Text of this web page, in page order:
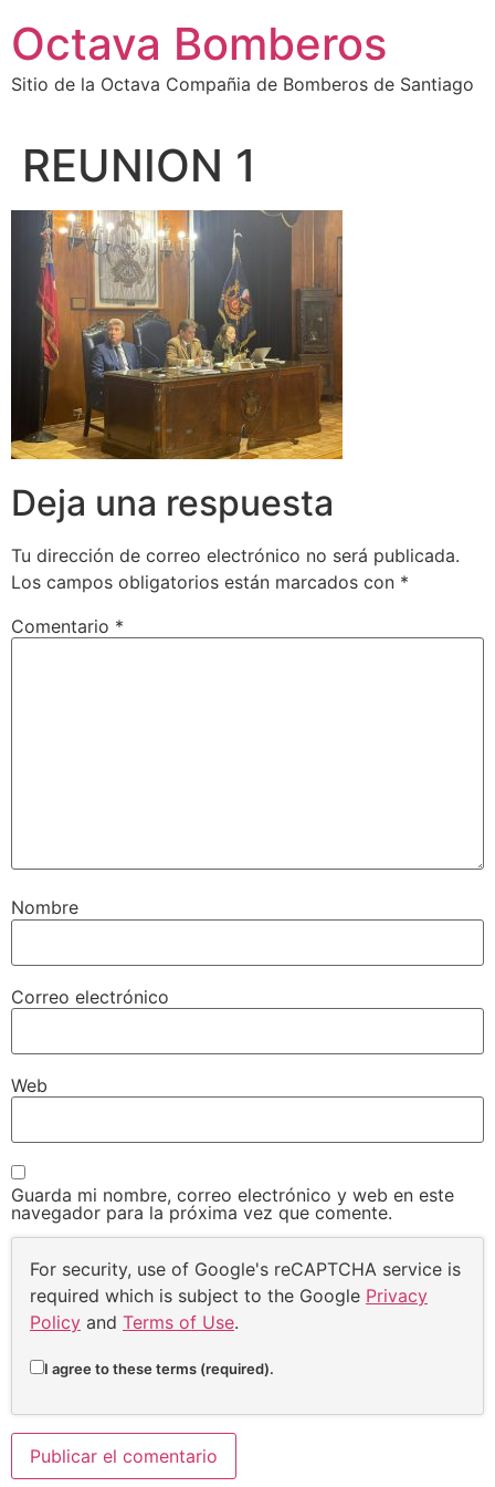
Octava Bomberos
Sitio de la Octava Compañia de Bomberos de Santiago
REUNION 1
Deja una respuesta
Tu dirección de correo electrónico no será publicada.
Los campos obligatorios están marcados con *
Comentario *
Nombre
Correo electrónico
Web
Guarda mi nombre, correo electrónico y web en este
navegador para la próxima vez que comente.
For security, use of Google's reCAPTCHA service is
required which is subject to the Google Privacy
Policy and Terms of Use.
I agree to these terms (required).